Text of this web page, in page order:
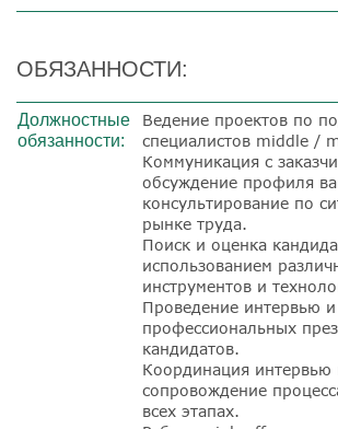
ОБЯЗАННОСТИ:
Должностные
обязанности:
Ведение проектов по
специалистов middle /
Коммуникация с
обсуждение профиля
консультирование по
рынке труда.
Поиск и оценка
использованием
инструментов и
Проведение интервью и
профессиональных
кандидатов.
Координация интервью
сопровождение
всех этапах.